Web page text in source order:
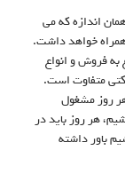
اندازه که می
خواهد داشت.
به فروش و انواع
متفاوت است.
هر روز مشغول
هر روز باید در
باور داشته